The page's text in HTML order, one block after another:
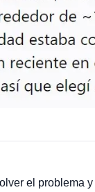
el problema